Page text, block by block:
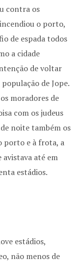
contra os
o porto,
de espada todos
a cidade
de voltar
de Jope.
moradores de
com os judeus
noite também os
porto e à frota, a
avistava até em
estádios.
estádios,
não menos de